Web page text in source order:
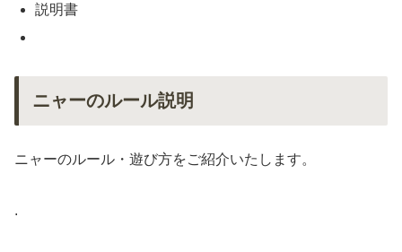
説明書
ニャーのルール説明
ニャーのルール・遊び方をご紹介いたします。
.